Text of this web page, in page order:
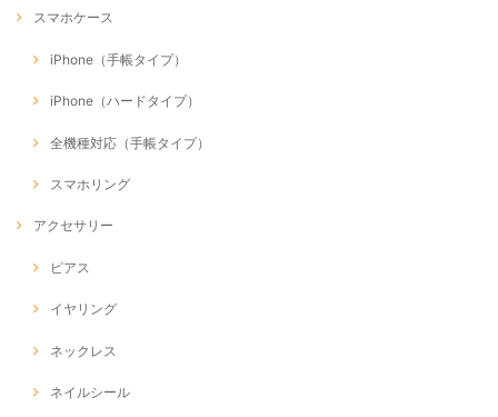
スマホケース
iPhone（手帳タイプ）
iPhone（ハードタイプ）
全機種対応（手帳タイプ）
スマホリング
アクセサリー
ピアス
イヤリング
ネックレス
ネイルシール